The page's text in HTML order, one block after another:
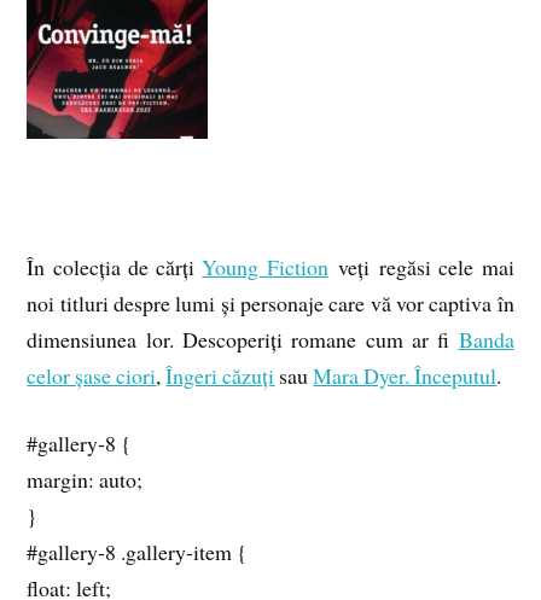
În colecția de cărțiYoung Fiction veți regăsi cele mai
noi titluri despre lumi și personaje care vă vor captiva în
dimensiunea lor. Descoperiți romane cum ar fi Banda
celor șase ciori,Îngeri căzuți sauMara Dyer. Începutul.
#gallery-8 {
margin: auto;
}
#gallery-8 .gallery-item {
float: left;